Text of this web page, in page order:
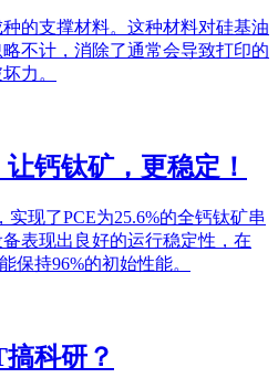
的支撑材料。这种材料对硅基油
不计，消除了通常会导致打印的
力。
让钙钛矿，更稳定！
现了PCE为25.6%的全钙钛矿串
表现出良好的运行稳定性，在
保持96%的初始性能。
科研？